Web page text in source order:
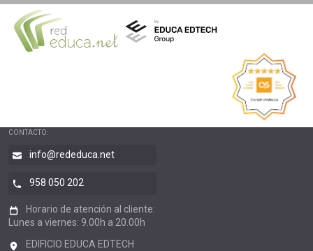
CONTACTO:
info@rededuca.net
958 050 202
Horario de atención al cliente:
Lunes a viernes: 9.00h a 20.00h
EDIFICIO EDUCA EDTECH